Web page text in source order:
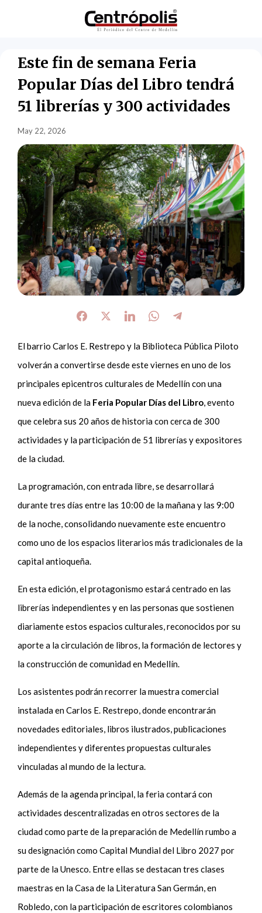
Este fin de semana Feria
Popular Días del Libro tendrá
51 librerías y 300 actividades
May 22, 2026
El barrio Carlos E. Restrepo y la Biblioteca Pública Piloto
volverán a convertirse desde este viernes en uno de los
principales epicentros culturales de Medellín con una
nueva edición de la Feria Popular Días del Libro, evento
que celebra sus 20 años de historia con cerca de 300
actividades y la participación de 51 librerías y expositores
de la ciudad.
La programación, con entrada libre, se desarrollará
durante tres días entre las 10:00 de la mañana y las 9:00
de la noche, consolidando nuevamente este encuentro
como uno de los espacios literarios más tradicionales de la
capital antioqueña.
En esta edición, el protagonismo estará centrado en las
librerías independientes y en las personas que sostienen
diariamente estos espacios culturales, reconocidos por su
aporte a la circulación de libros, la formación de lectores y
la construcción de comunidad en Medellín.
Los asistentes podrán recorrer la muestra comercial
instalada en Carlos E. Restrepo, donde encontrarán
novedades editoriales, libros ilustrados, publicaciones
independientes y diferentes propuestas culturales
vinculadas al mundo de la lectura.
Además de la agenda principal, la feria contará con
actividades descentralizadas en otros sectores de la
ciudad como parte de la preparación de Medellín rumbo a
su designación como Capital Mundial del Libro 2027 por
parte de la Unesco. Entre ellas se destacan tres clases
maestras en la Casa de la Literatura San Germán, en
Robledo, con la participación de escritores colombianos